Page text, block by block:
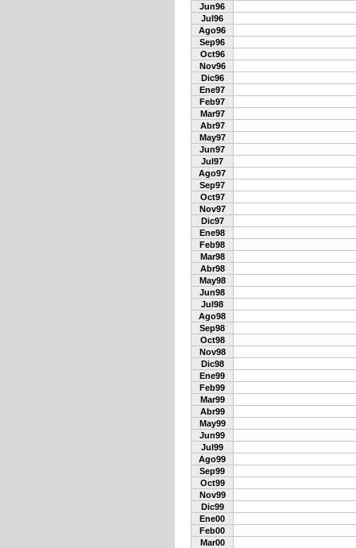
Jun96
Jul96
Ago96
Sep96
Oct96
Nov96
Dic96
Ene97
Feb97
Mar97
Abr97
May97
Jun97
Jul97
Ago97
Sep97
Oct97
Nov97
Dic97
Ene98
Feb98
Mar98
Abr98
May98
Jun98
Jul98
Ago98
Sep98
Oct98
Nov98
Dic98
Ene99
Feb99
Mar99
Abr99
May99
Jun99
Jul99
Ago99
Sep99
Oct99
Nov99
Dic99
Ene00
Feb00
Mar00